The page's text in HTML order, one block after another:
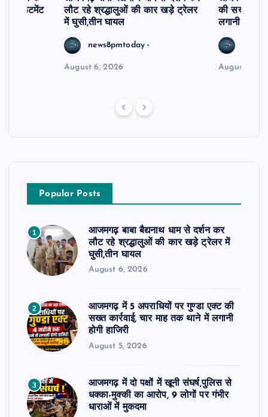
रिक्रूटमेंट
लौट रहे श्रद्धालुओं की कार खड़े ट्रेलर
में घुसी,तीन घायल
news8pmtoday
August 6, 2026
की सख्त
लगानी होगी
August 5,
Popular Posts
1
आजमगढ़ बाबा बैद्यनाथ धाम से दर्शन कर
लौट रहे श्रद्धालुओं की कार खड़े ट्रेलर में
घुसी,तीन घायल
August 6, 2026
2
आजमगढ़ में 5 अपराधियों पर गुण्डा एक्ट की
सख्त कार्रवाई, चार माह तक थाने में लगानी
होगी हाजिरी
August 5, 2026
3
आजमगढ़ में दो पक्षों में खूनी संघर्ष,पुलिस से
धक्का-मुक्की का आरोप, 9 लोगों पर गंभीर
धाराओं में मुकदमा